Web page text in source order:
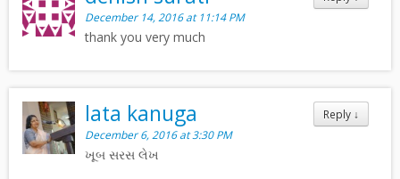
December 14, 2016 at 11:14 PM
thank you very much
Reply ↓
lata kanuga
December 6, 2016 at 3:30 PM
ખૂબ સરસ લેખ